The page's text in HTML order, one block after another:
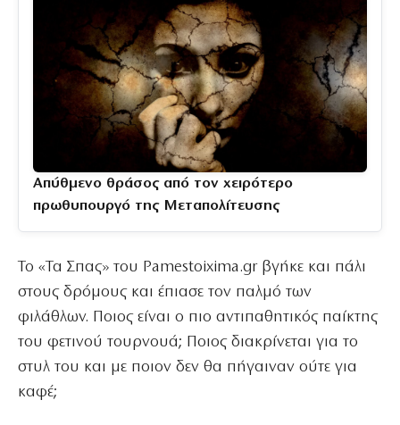
Απύθμενο θράσος από τον χειρότερο
πρωθυπουργό της Μεταπολίτευσης
Το «Τα Σπας» του Pamestoixima.gr βγήκε και πάλι
στους δρόμους και έπιασε τον παλμό των
φιλάθλων. Ποιος είναι ο πιο αντιπαθητικός παίκτης
του φετινού τουρνουά; Ποιος διακρίνεται για το
στυλ του και με ποιον δεν θα πήγαιναν ούτε για
καφέ;